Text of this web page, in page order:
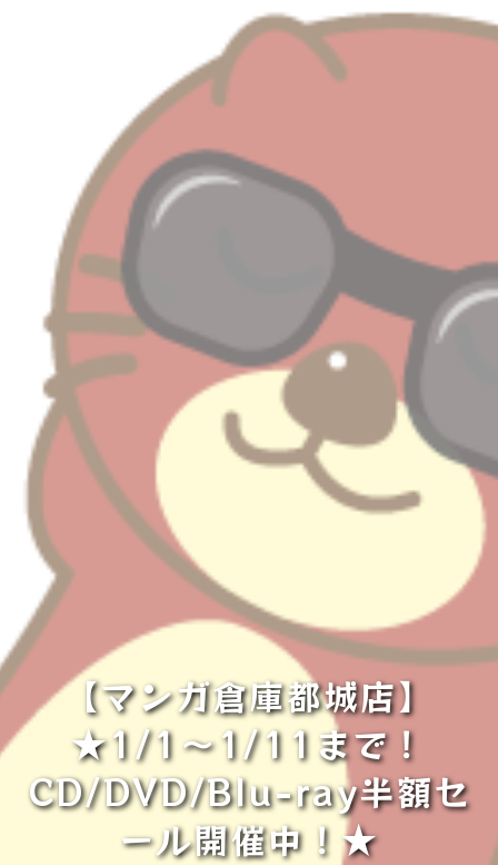
【マンガ倉庫都城店】
★1/1～1/11まで！
CD/DVD/Blu-ray半額セ
ール開催中！★